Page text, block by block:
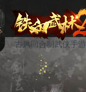
古风回合制武侠手游
资讯